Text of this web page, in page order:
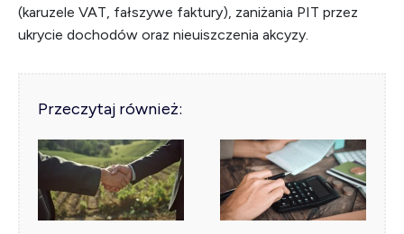
(karuzele VAT, fałszywe faktury), zaniżania PIT przez
ukrycie dochodów oraz nieuiszczenia akcyzy.
Przeczytaj również: